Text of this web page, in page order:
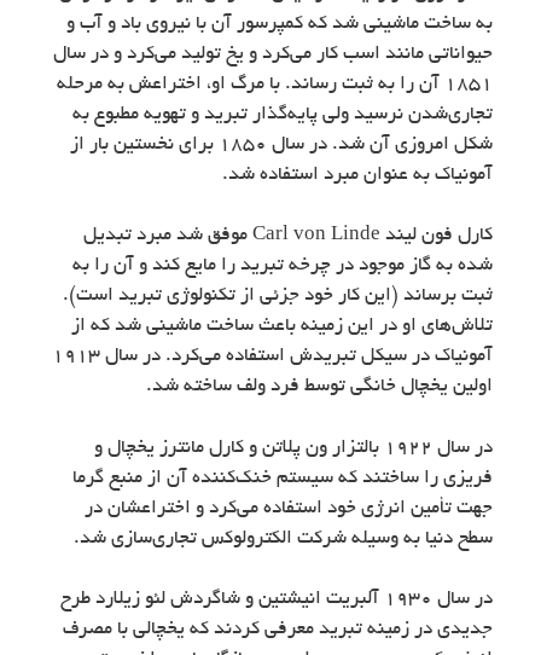
به ساخت ماشینی شد که کمپرسور آن با نیروی باد و آب و
حیواناتی مانند اسب کار می‌کرد و یخ تولید می‌کرد و در سال
1851 آن را به ثبت رساند. با مرگ او، اختراعش به مرحله
تجاری‌شدن نرسید ولی پایه‌گذار تبرید و تهویه مطبوع به
شکل امروزی آن شد. در سال 1850 برای نخستین بار از
آمونیاک به عنوان مبرد استفاده شد.
کارل فون لیند Carl von Linde موفق شد مبرد تبدیل
شده به گاز موجود در چرخه تبرید را مایع کند و آن را به
ثبت برساند (این کار خود جزئی از تکنولوژی تبرید است).
تلاش‌های او در این زمینه باعث ساخت ماشینی شد که از
آمونیاک در سیکل تبریدش استفاده می‌کرد. در سال 1913
اولین یخچال خانگی توسط فرد ولف ساخته شد.
در سال 1922 بالتزار ون پلاتن و کارل مانترز یخچال و
فریزی را ساختند که سیستم خنک‌کننده آن از منبع گرما
جهت تأمین انرژی خود استفاده می‌کرد و اختراعشان در
سطح دنیا به وسیله شرکت الکترولوکس تجاری‌سازی شد.
در سال 1930 آلبریت انیشتین و شاگردش لئو زیلارد طرح
جدیدی در زمینه تبرید معرفی کردند که یخچالی با مصرف